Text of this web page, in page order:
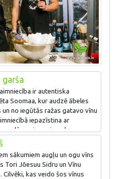
garša
ir autentiska
Soomaa, kur audzē ābeles
un no iegūtās ražas gatavo vīnu
iepazīstina ar
noslēpumiem, ziemeļu
arī piedāvā ēdināšanu un
sākumiem augļu un ogu vīns
Tori Jõesuu Sidru un Vīnu
Cilvēki, kas veido šos vīnus